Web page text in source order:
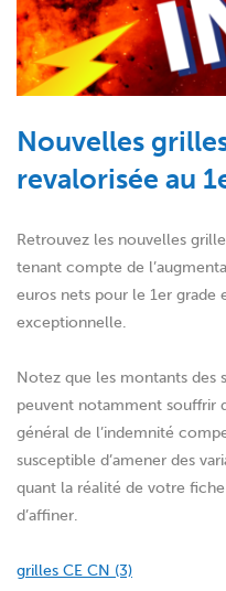
Nouvelles
revalorisée au
Retrouvez les nouvelles
tenant compte de
euros nets pour le 1er grade
exceptionnelle.
Notez que les montants des
peuvent notamment souffrir
général de l’indemnité
susceptible d’amener des
quant la réalité de votre
d’affiner.
grilles CE CN (3)